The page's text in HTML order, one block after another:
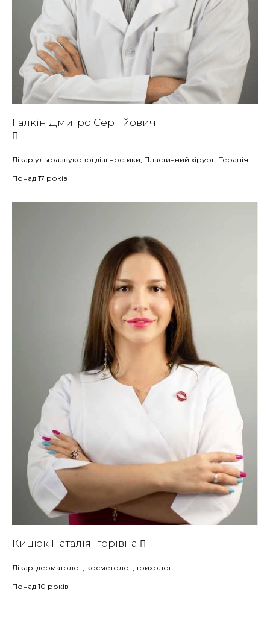
Галкін Дмитро Сергійович
Лікар ультразвукової діагностики, Пластичний хірург, Терапія
Понад 17 років
Кицюк Наталія Ігорівна
Лікар-дерматолог, косметолог, трихолог.
Понад 10 років